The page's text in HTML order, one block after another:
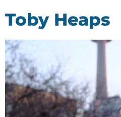
Toby Heaps